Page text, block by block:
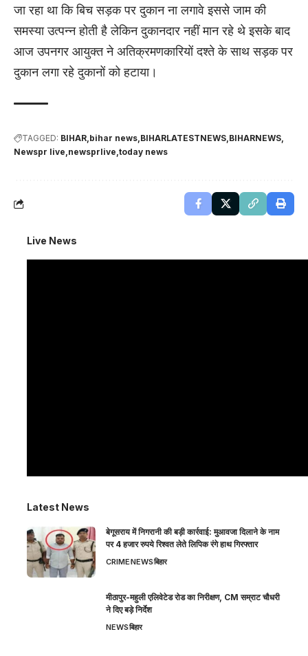
जा रहा था कि बिच सड़क पर दुकान ना लगावे इससे जाम की
समस्या उत्पन्न होती है लेकिन दुकानदार नहीं मान रहे थे इसके बाद
आज उपनगर आयुक्त ने अतिक्रमणकारियों दश्ते के साथ सड़क पर
दुकान लगा रहे दुकानों को हटाया।
TAGGED: BIHAR bihar news BIHARLATESTNEWS BIHARNEWS
Newspr live newsprlive today news
Live News
Latest News
बेगूसराय में निगरानी की बड़ी कार्रवाई: मुआवजा दिलाने के नाम
पर 4 हजार रुपये रिश्वत लेते लिपिक रंगे हाथ गिरफ्तार
CRIMENEWSबिहार
मीठापुर-महुली एलिवेटेड रोड का निरीक्षण, CM सम्राट चौधरी
ने दिए बड़े निर्देश
NEWSबिहार